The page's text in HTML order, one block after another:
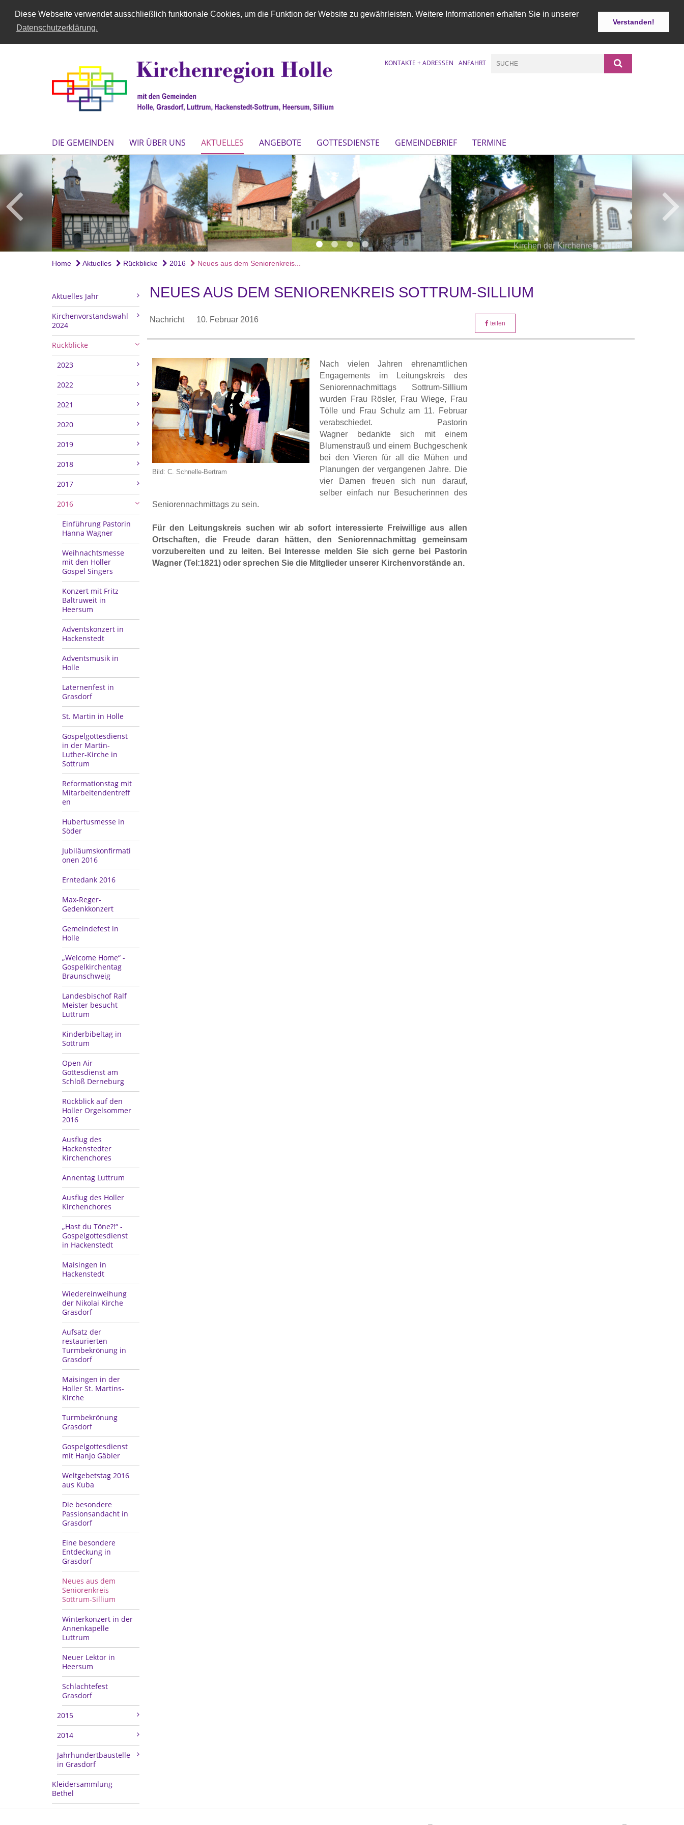
Diese Webseite verwendet ausschließlich funktionale Cookies, um die Funktion der Website zu gewährleisten. Weitere Informationen erhalten Sie in unserer
Datenschutzerklärung.
Verstanden!
KONTAKTE + ADRESSEN ANFAHRT
DIE GEMEINDEN WIR ÜBER UNS AKTUELLES ANGEBOTE GOTTESDIENSTE GEMEINDEBRIEF TERMINE
Kirchen der Kirchenregion Holle
Kirche Holle
Orgel St. Martins Kirche Holle
Home Aktuelles Rückblicke 2016 Neues aus dem Seniorenkreis...
Aktuelles Jahr
Kirchenvorstandswahl
2024
Rückblicke
2023
2022
2021
2020
2019
2018
2017
2016
Einführung Pastorin
Hanna Wagner
Weihnachtsmesse
mit den Holler
Gospel Singers
Konzert mit Fritz
Baltruweit in
Heersum
Adventskonzert in
Hackenstedt
Adventsmusik in
Holle
Laternenfest in
Grasdorf
St. Martin in Holle
Gospelgottesdienst
in der Martin-
Luther-Kirche in
Sottrum
Reformationstag mit
Mitarbeitendentreff
en
Hubertusmesse in
Söder
Jubiläumskonfirmati
onen 2016
Erntedank 2016
Max-Reger-
Gedenkkonzert
Gemeindefest in
Holle
„Welcome Home“ -
Gospelkirchentag
Braunschweig
Landesbischof Ralf
Meister besucht
Luttrum
Kinderbibeltag in
Sottrum
Open Air
Gottesdienst am
Schloß Derneburg
Rückblick auf den
Holler Orgelsommer
2016
Ausflug des
Hackenstedter
Kirchenchores
Annentag Luttrum
Ausflug des Holler
Kirchenchores
„Hast du Töne?!“ -
Gospelgottesdienst
in Hackenstedt
Maisingen in
Hackenstedt
Wiedereinweihung
der Nikolai Kirche
Grasdorf
Aufsatz der
restaurierten
Turmbekrönung in
Grasdorf
Maisingen in der
Holler St. Martins-
Kirche
Turmbekrönung
Grasdorf
Gospelgottesdienst
mit Hanjo Gäbler
Weltgebetstag 2016
aus Kuba
Die besondere
Passionsandacht in
Grasdorf
Eine besondere
Entdeckung in
Grasdorf
Neues aus dem
Seniorenkreis
Sottrum-Sillium
Winterkonzert in der
Annenkapelle
Luttrum
Neuer Lektor in
Heersum
Schlachtefest
Grasdorf
2015
2014
Jahrhundertbaustelle
in Grasdorf
Kleidersammlung
Bethel
NEUES AUS DEM SENIORENKREIS SOTTRUM-SILLIUM
Nachricht 10. Februar 2016 teilen
Bild: C. Schnelle-Bertram
Nach vielen Jahren ehrenamtlichen
Engagements im Leitungskreis des
Seniorennachmittags Sottrum-Sillium
wurden Frau Rösler, Frau Wiege, Frau
Tölle und Frau Schulz am 11. Februar
verabschiedet. Pastorin
Wagner bedankte sich mit einem
Blumenstrauß und einem Buchgeschenk
bei den Vieren für all die Mühen und
Planungen der vergangenen Jahre. Die
vier Damen freuen sich nun darauf,
selber einfach nur Besucherinnen des
Seniorennachmittags zu sein.
Für den Leitungskreis suchen wir ab sofort interessierte Freiwillige aus allen
Ortschaften, die Freude daran hätten, den Seniorennachmittag gemeinsam
vorzubereiten und zu leiten. Bei Interesse melden Sie sich gerne bei Pastorin
Wagner (Tel:1821) oder sprechen Sie die Mitglieder unserer Kirchenvorstände an.